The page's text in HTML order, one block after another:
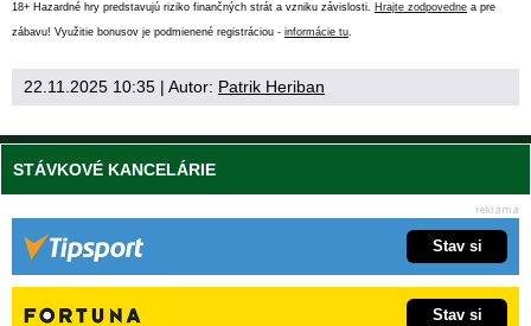
18+ Hazardné hry predstavujú riziko finančných strát a vzniku závislosti. Hrajte zodpovedne a pre
zábavu! Využitie bonusov je podmienené registráciou - informácie tu.
22.11.2025 10:35 | Autor: Patrik Heriban
STÁVKOVÉ KANCELÁRIE
Stav si
Stav si